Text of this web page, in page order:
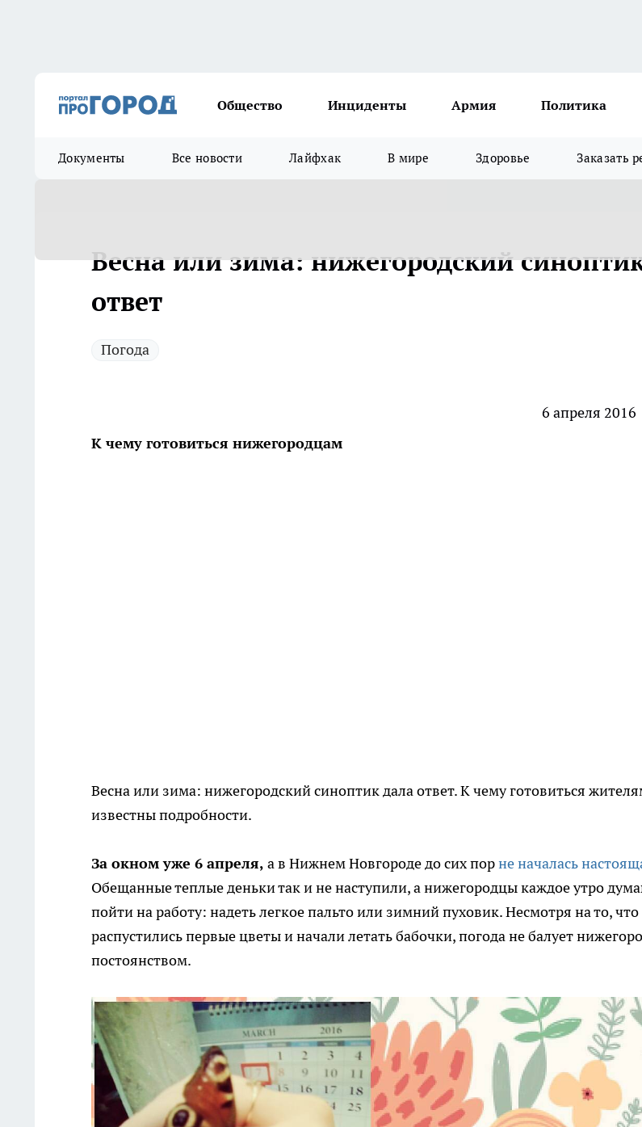
Общество Инциденты Армия Политика
Документы Все новости Лайфхак В мире Здоровье Заказать
Весна или зима: нижегородский
ответ
Погода
6 апреля 2016
К чему готовиться нижегородцам
Весна или зима: нижегородский синоптик дала ответ. К чему готовиться
известны подробности.
За окном уже 6 апреля, а в Нижнем Новгороде до сих порне началась
Обещанные теплые деньки так и не наступили, а нижегородцы каждое утро
пойти на работу: надеть легкое пальто или зимний пуховик. Несмотря на то, что
распустились первые цветы и начали летать бабочки, погода не балует
постоянством.